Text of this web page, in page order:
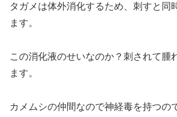
タガメは体外消化するため、刺すと同
ます。
この消化液のせいなのか？刺されて腫
ます。
カメムシの仲間なので神経毒を持つの